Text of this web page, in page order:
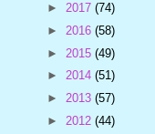
► 2017 (74)
► 2016 (58)
► 2015 (49)
► 2014 (51)
► 2013 (57)
► 2012 (44)